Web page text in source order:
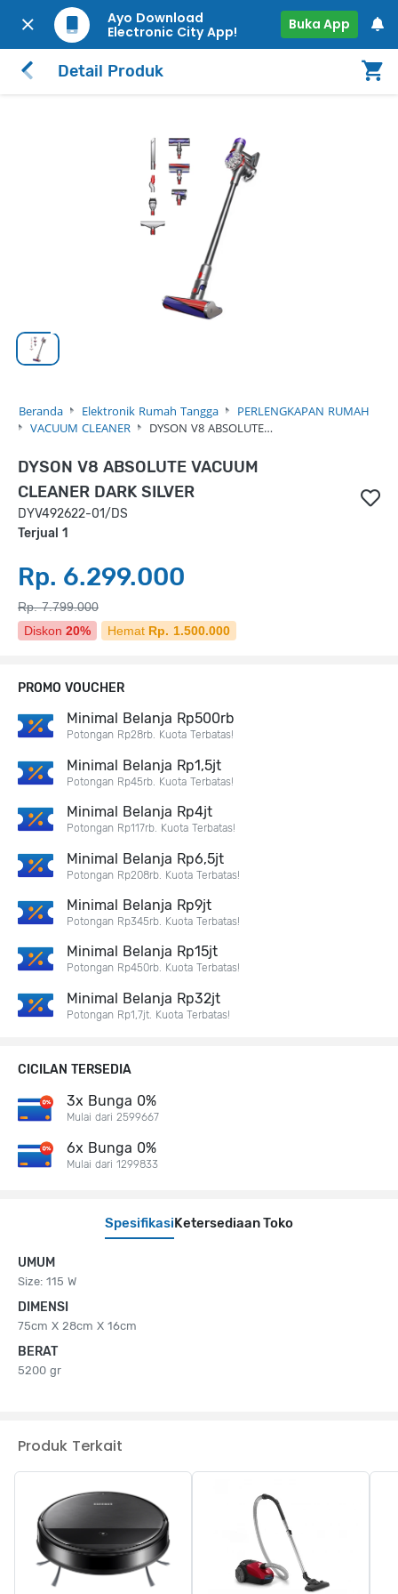
Ayo Download
Electronic City App!
Buka App
Detail Produk
Beranda Elektronik Rumah Tangga
PERLENGKAPAN RUMAH
VACUUM CLEANER
DYSON V8 ABSOLUTE…
DYSON V8 ABSOLUTE VACUUM
CLEANER DARK SILVER
DYV492622-01/DS
Terjual 1
Rp. 6.299.000
Rp. 7.799.000
Diskon 20% Hemat Rp. 1.500.000
SpesifikasiKetersediaan Toko
UMUM
Size: 115 W
DIMENSI
75cm X 28cm X 16cm
BERAT
5200 gr
PROMO VOUCHER
Minimal Belanja Rp500rb
Potongan Rp28rb. Kuota Terbatas!
Minimal Belanja Rp1,5jt
Potongan Rp45rb. Kuota Terbatas!
Minimal Belanja Rp4jt
Potongan Rp117rb. Kuota Terbatas!
Minimal Belanja Rp6,5jt
Potongan Rp208rb. Kuota Terbatas!
Minimal Belanja Rp9jt
Potongan Rp345rb. Kuota Terbatas!
Minimal Belanja Rp15jt
Potongan Rp450rb. Kuota Terbatas!
Minimal Belanja Rp32jt
Potongan Rp1,7jt. Kuota Terbatas!
CICILAN TERSEDIA
3x Bunga 0%
Mulai dari 2599667
6x Bunga 0%
Mulai dari 1299833
Produk Terkait